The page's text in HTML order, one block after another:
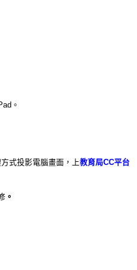
。
式投影電腦畫面，上教育局CC平台
。